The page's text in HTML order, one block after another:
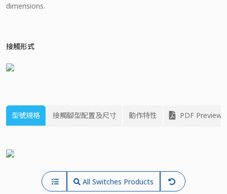
dimensions.
接觸形式
型號規格 接觸腳型配置及尺寸 動作特性 PDF Preview
All Switches Products